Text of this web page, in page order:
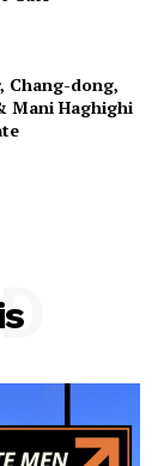
Chang-dong,
Mani Haghighi